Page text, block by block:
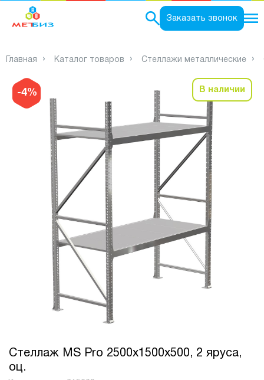
Заказать звонок
Главная Каталог товаров Стеллажи металлические
-4% В наличии
Стеллаж MS Pro 2500х1500х500, 2 яруса,
оц.